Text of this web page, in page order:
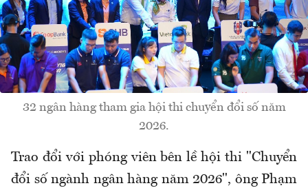
32 ngân hàng tham gia hội thi chuyển đổi số năm
2026.
Trao đổi với phóng viên bên lề hội thi "Chuyển
đổi số ngành ngân hàng năm 2026", ông Phạm